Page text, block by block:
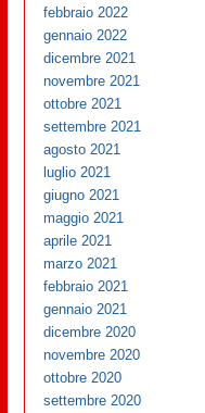
febbraio 2022
gennaio 2022
dicembre 2021
novembre 2021
ottobre 2021
settembre 2021
agosto 2021
luglio 2021
giugno 2021
maggio 2021
aprile 2021
marzo 2021
febbraio 2021
gennaio 2021
dicembre 2020
novembre 2020
ottobre 2020
settembre 2020